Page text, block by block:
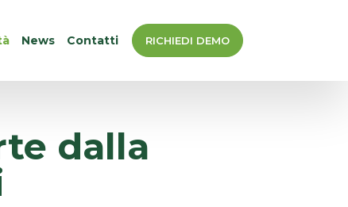
News Contatti RICHIEDI DEMO
dalla